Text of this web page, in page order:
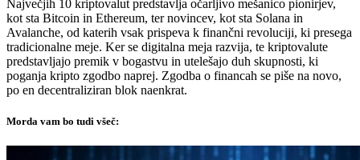
Največjih 10 kriptovalut predstavlja očarljivo mešanico pionirjev,
kot sta Bitcoin in Ethereum, ter novincev, kot sta Solana in
Avalanche, od katerih vsak prispeva k finančni revoluciji, ki presega
tradicionalne meje. Ker se digitalna meja razvija, te kriptovalute
predstavljajo premik v bogastvu in utelešajo duh skupnosti, ki
poganja kripto zgodbo naprej. Zgodba o financah se piše na novo,
po en decentraliziran blok naenkrat.
Morda vam bo tudi všeč: